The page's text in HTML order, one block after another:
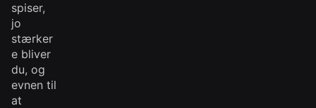
spiser,
jo
stærker
e bliver
du, og
evnen til
at